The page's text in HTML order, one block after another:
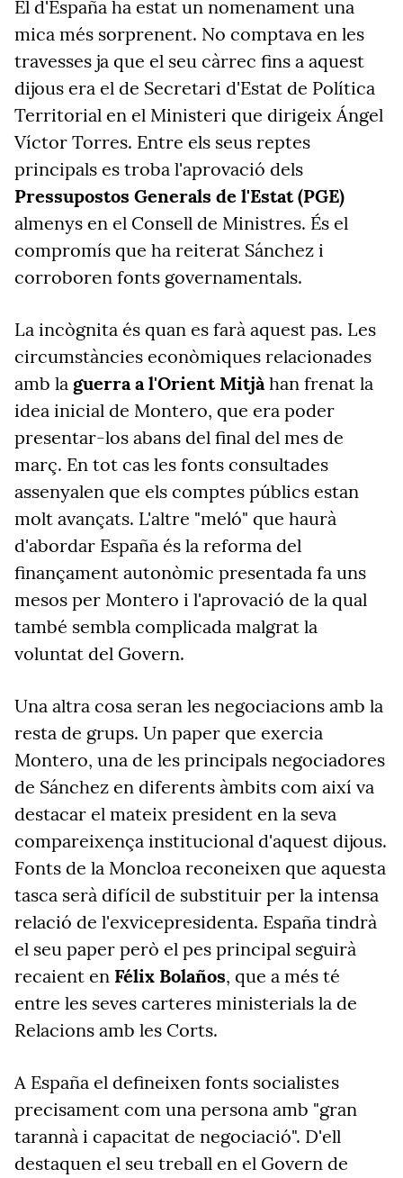
El d'España ha estat un nomenament una
mica més sorprenent. No comptava en les
travesses ja que el seu càrrec fins a aquest
dijous era el de Secretari d'Estat de Política
Territorial en el Ministeri que dirigeix Ángel
Víctor Torres. Entre els seus reptes
principals es troba l'aprovació dels
Pressupostos Generals de l'Estat (PGE)
almenys en el Consell de Ministres. És el
compromís que ha reiterat Sánchez i
corroboren fonts governamentals.
La incògnita és quan es farà aquest pas. Les
circumstàncies econòmiques relacionades
amb la guerra a l'Orient Mitjàhan frenat la
idea inicial de Montero, que era poder
presentar-los abans del final del mes de
març. En tot cas les fonts consultades
assenyalen que els comptes públics estan
molt avançats. L'altre "meló" que haurà
d'abordar España és la reforma del
finançament autonòmic presentada fa uns
mesos per Montero i l'aprovació de la qual
també sembla complicada malgrat la
voluntat del Govern.
Una altra cosa seran les negociacions amb la
resta de grups. Un paper que exercia
Montero, una de les principals negociadores
de Sánchez en diferents àmbits com així va
destacar el mateix president en la seva
compareixença institucional d'aquest dijous.
Fonts de la Moncloa reconeixen que aquesta
tasca serà difícil de substituir per la intensa
relació de l'exvicepresidenta. España tindrà
el seu paper però el pes principal seguirà
recaient en Félix Bolaños, que a més té
entre les seves carteres ministerials la de
Relacions amb les Corts.
A España el defineixen fonts socialistes
precisament com una persona amb "gran
tarannà i capacitat de negociació". D'ell
destaquen el seu treball en el Govern de